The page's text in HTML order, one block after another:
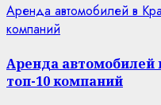
Аренда автомобилей в
компаний
Аренда автомобилей
топ-10 компаний